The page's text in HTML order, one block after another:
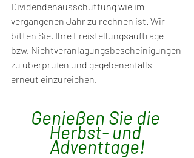
Dividendenausschüttung wie im
vergangenen Jahr zu rechnen ist. Wir
bitten Sie, Ihre Freistellungsaufträge
bzw. Nichtveranlagungsbescheinigungen
zu überprüfen und gegebenenfalls
erneut einzureichen.
Genießen Sie die
Herbst- und
Adventtage!